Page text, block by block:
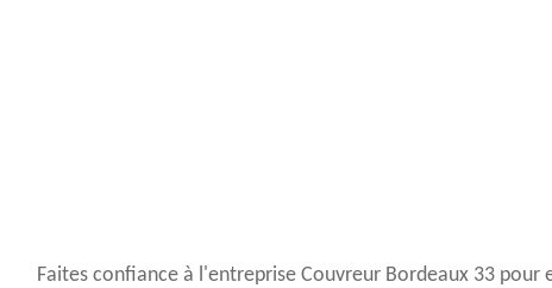
Faites confiance à l'entreprise Couvreur Bordeaux 33 pour